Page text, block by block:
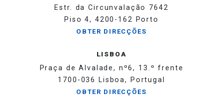
Estr. da Circunvalação 7642
Piso 4, 4200-162 Porto
OBTER DIRECÇÕES
LISBOA
Praça de Alvalade, nº6, 13.º frente
1700-036 Lisboa, Portugal
OBTER DIRECÇÕES